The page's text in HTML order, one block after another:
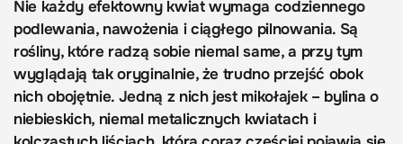
Nie każdy efektowny kwiat wymaga codziennego
podlewania, nawożenia i ciągłego pilnowania. Są
rośliny, które radzą sobie niemal same, a przy tym
wyglądają tak oryginalnie, że trudno przejść obok
nich obojętnie. Jedną z nich jest mikołajek – bylina o
niebieskich, niemal metalicznych kwiatach i